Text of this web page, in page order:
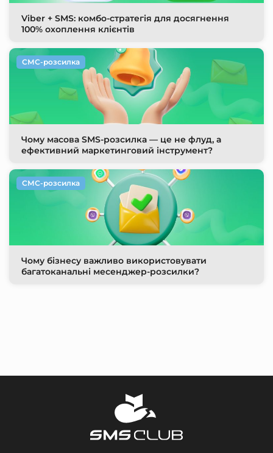
Viber + SMS: комбо-стратегія для досягнення
100% охоплення клієнтів
Чому масова SMS-розсилка — це не флуд, а
ефективний маркетинговий інструмент?
СМС-розсилка
Чому бізнесу важливо використовувати
багатоканальні месенджер-розсилки?
СМС-розсилка